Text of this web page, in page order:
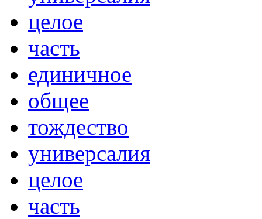
целое
часть
единичное
общее
тождество
универсалия
целое
часть